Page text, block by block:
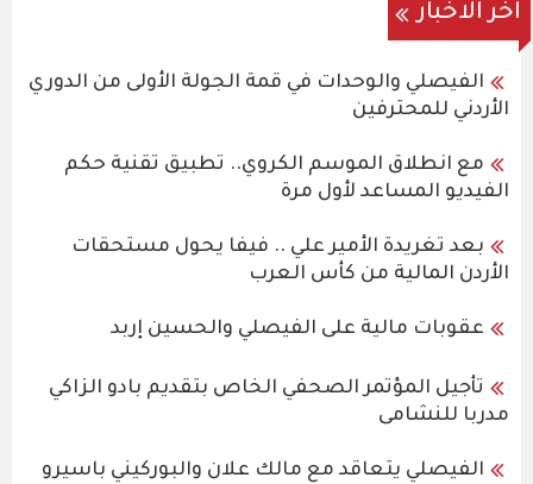
اخر الاخبار
الفيصلي والوحدات في قمة الجولة الأولى من الدوري
الأردني للمحترفين
مع انطلاق الموسم الكروي.. تطبيق تقنية حكم
الفيديو المساعد لأول مرة
بعد تغريدة الأمير علي .. فيفا يحول مستحقات
الأردن المالية من كأس العرب
عقوبات مالية على الفيصلي والحسين إربد
تأجيل المؤتمر الصحفي الخاص بتقديم بادو الزاكي
مدربا للنشامى
الفيصلي يتعاقد مع مالك علان والبوركيني باسيرو